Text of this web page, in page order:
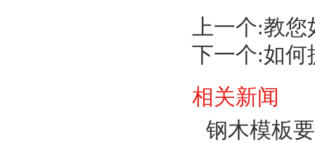
上一个:教您
下一个:如何
相关新闻
钢木模板